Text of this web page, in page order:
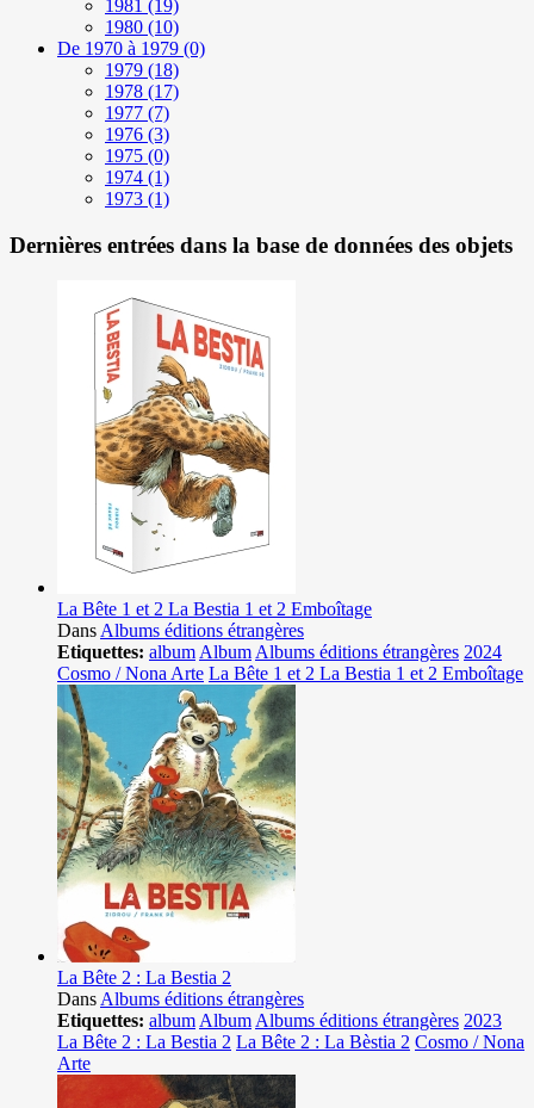
1981 (19)
1980 (10)
De 1970 à 1979 (0)
1979 (18)
1978 (17)
1977 (7)
1976 (3)
1975 (0)
1974 (1)
1973 (1)
Dernières entrées dans la base de données des objets
La Bête 1 et 2 La Bestia 1 et 2 Emboîtage
DansAlbums éditions étrangères
Etiquettes: albumAlbumAlbums éditions étrangères 2024
Cosmo / Nona Arte La Bête 1 et 2 La Bestia 1 et 2 Emboîtage
La Bête 2 : La Bestia 2
DansAlbums éditions étrangères
Etiquettes: albumAlbumAlbums éditions étrangères 2023
La Bête 2 : La Bestia 2 La Bête 2 : La Bèstia 2 Cosmo / Nona
Arte